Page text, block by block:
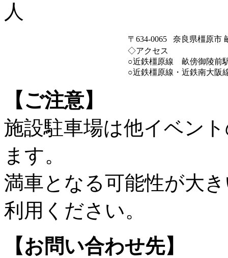
人
〒634-0065 奈良県橿原市
◇アクセス
○近鉄橿原線 畝傍御陵前
○近鉄橿原線・近鉄南大
【ご注意】
施設駐車場は他イベン
ます。
満車となる可能性が大
利用ください。
【お問い合わせ先】